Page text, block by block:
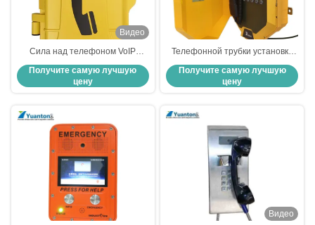
Видео
Сила над телефоном VoIP
локальных сетей
промышленным подгоняла цвет
для минирования
Получите самую лучшую
цену
Телефонной трубки установки
телефона Voip ворот локальных
сетей шнур желтой
промышленной стальной
Получите самую лучшую
цену
Видео